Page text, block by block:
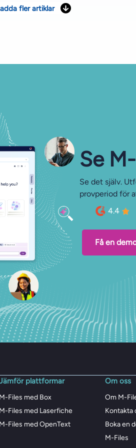
fler artiklar
Se
Se det själv.
provperiod för
4.4
Få en
plattformar
Files med Box
Files med Laserfiche
Files med OpenText
Om oss
Om M-
Kontakta
Boka en
M-Files